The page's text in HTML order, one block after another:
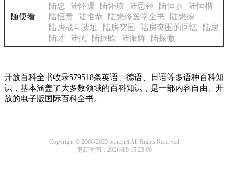
随便看
陆忠
陆怀瑗 陆怀瑛 陆思铎 陆恒嘉
陆恒楷
陆恒贵
陆惟恭 陆懋修医学全书
陆懋德
陆房战斗遗址
陆房突围 陆房突围的回忆
陆扆
陆才
陆抗 陆振欧 陆振辉 陆探微
开放百科全书收录579518条英语、德语、日语等多语种百科知
识，基本涵盖了大多数领域的百科知识，是一部内容自由、开
放的电子版国际百科全书。
Copyright © 2000-2025 oenc.net All Rights Reserved
更新时间：2026/8/9 15:23:00